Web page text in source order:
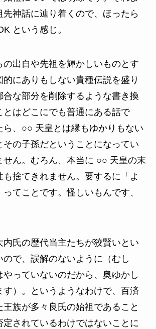
先神話に辿り着くので、ほったら
という感じ。
の出自や先祖を輝かしいものとす
的にありもしない貴種伝説を盛り
合な部分を削除するような書き換
とはどこにでも普通にある話で
ら、○○ 天皇とは縁もゆかりもない
その子孫だということになってい
せん。むろん、本当に ○○ 天皇の末
捨てきれません。要するに「よ
ってことです。怪しいもんです、
内氏の歴代当主たちが狡賢いとい
ので、誤解のないように（むし
やっていないのだから、奥ゆかし
す）。というようなわけで、百済
族が多々良氏の始祖であること
定されているわけではないことに